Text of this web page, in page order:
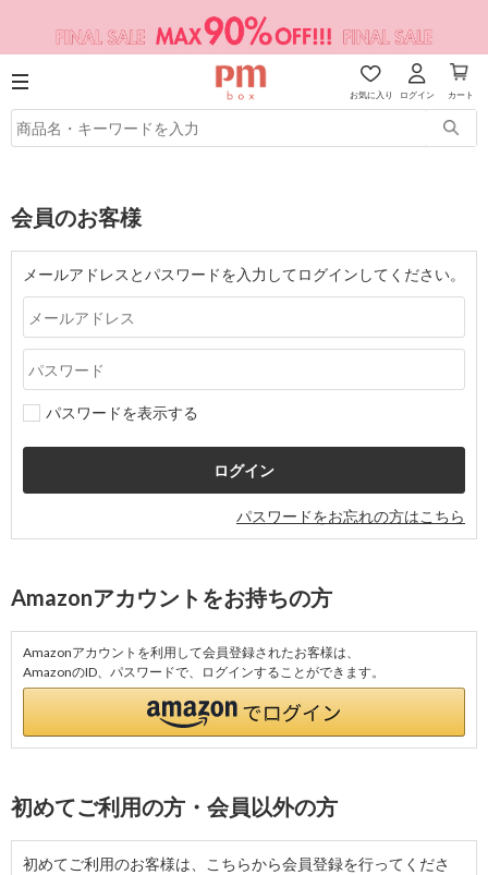
お気に入り ログイン カート
会員のお客様
メールアドレスとパスワードを入力してログインしてください。
パスワードを表示する
パスワードをお忘れの方はこちら
Amazonアカウントをお持ちの方
Amazonアカウントを利用して会員登録されたお客様は、
AmazonのID、パスワードで、ログインすることができます。
初めてご利用の方・会員以外の方
初めてご利用のお客様は、こちらから会員登録を行ってくださ